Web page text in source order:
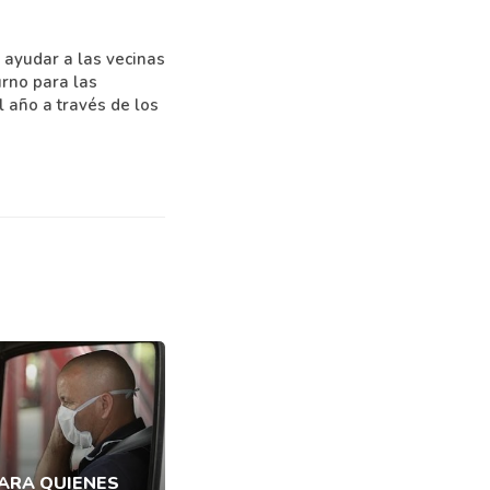
a las vecinas
para las
año a través de los
QUIENES